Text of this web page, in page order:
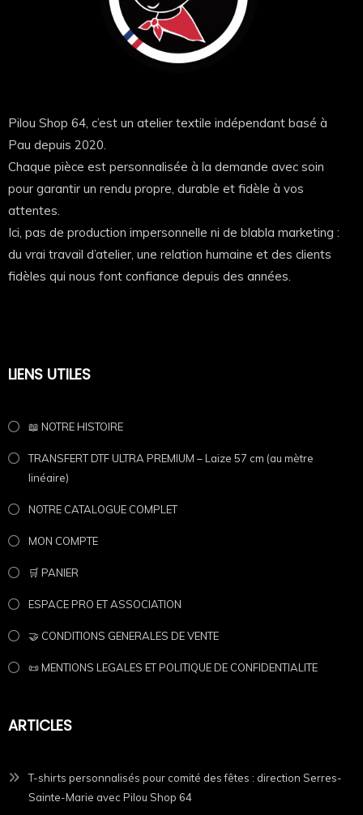
Marquage souple, ne craque pas
Tenue parfaite au lavage
Pas du drop. Pas du gadget.
Idéal pour
✔ Cuisiniers
✔ Chefs
✔ Food truck
simple délire de brigade.
Ce t-shirt humour cuisine est aussi une idée parfaite
Parce que c’est drôle.
Parce que ça parle à ceux qui savent.
valider.
• Noir
Pilou Shop 64, c’est un atelier textile indépendant basé à
Pau depuis 2020.
Chaque pièce est personnalisée à la demande avec soin
pour garantir un rendu propre, durable et fidèle à vos
attentes.
Ici, pas de production impersonnelle ni de blabla marketing :
du vrai travail d’atelier, une relation humaine et des clients
fidèles qui nous font confiance depuis des années.
LIENS UTILES
📖 NOTRE HISTOIRE
TRANSFERT DTF ULTRA PREMIUM – Laize 57 cm (au mètre
linéaire)
NOTRE CATALOGUE COMPLET
MON COMPTE
🛒 PANIER
ESPACE PRO ET ASSOCIATION
🤝 CONDITIONS GENERALES DE VENTE
📜 MENTIONS LEGALES ET POLITIQUE DE CONFIDENTIALITE
ARTICLES
T-shirts personnalisés pour comité des fêtes : direction Serres-
Sainte-Marie avec Pilou Shop 64